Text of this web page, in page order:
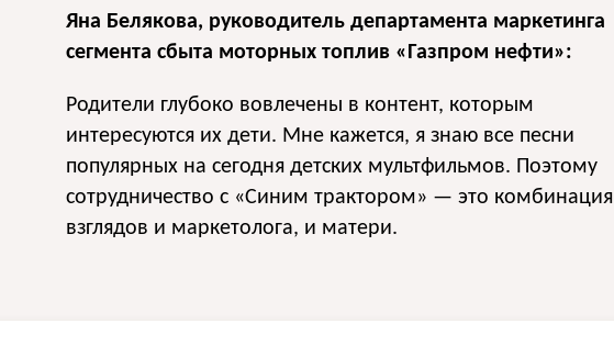
Яна Белякова, руководитель департамента маркетинга
сегмента сбыта моторных топлив «Газпром нефти»:
Родители глубоко вовлечены в контент, которым
интересуются их дети. Мне кажется, я знаю все песни
популярных на сегодня детских мультфильмов. Поэтому
сотрудничество с «Синим трактором» — это комбинация
взглядов и маркетолога, и матери.